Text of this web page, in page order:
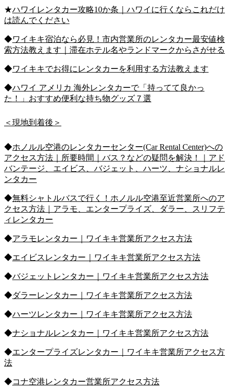
★ハワイレンタカー攻略10か条｜ハワイに行くならこれだけ
は読んでください
◆ワイキキ宿泊なら必見！市内営業所のレンタカー最安値検
索方法教えます｜滞在ホテル名やランドマークからさがせる
◆ワイキキでお得にレンタカーを利用する方法教えます
◆ハワイ アメリカ 海外レンタカーで「持ってて良かっ
た！」おすすめ便利な持ち物グッズ７選
＜現地到着後＞
◆ホノルル空港のレンタカーセンター(Car Rental Center)への
アクセス方法｜所要時間｜バス？などの疑問を解決！｜アド
バンテージ、エイビス、バジェット、ハーツ、ナショナルレ
ンタカー
◆無料シャトルバスで行く！ホノルル空港至近営業所へのア
クセス方法｜アラモ、エンタープライズ、ダラー、スリフテ
ィレンタカー
◆アラモレンタカー｜ワイキキ営業所アクセス方法
◆エイビスレンタカー｜ワイキキ営業所アクセス方法
◆バジェットレンタカー｜ワイキキ営業所アクセス方法
◆ダラーレンタカー｜ワイキキ営業所アクセス方法
◆ハーツレンタカー｜ワイキキ営業所アクセス方法
◆ナショナルレンタカー｜ワイキキ営業所アクセス方法
◆エンタープライズレンタカー｜ワイキキ営業所アクセス方
法
◆コナ空港レンタカー営業所アクセス方法